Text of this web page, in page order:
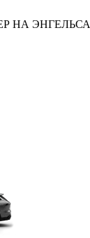
НА ЭНГЕЛЬСА